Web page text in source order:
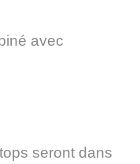
avec
seront dans